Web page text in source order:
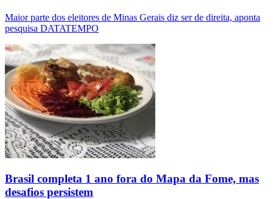
Maior parte dos eleitores de Minas Gerais diz ser de direita, aponta
pesquisa DATATEMPO
Brasil completa 1 ano fora do Mapa da Fome, mas
desafios persistem